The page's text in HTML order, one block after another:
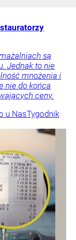
są
Jednak to nie
mnożenia i
nie do końca
ceny.
u NasTygodnik